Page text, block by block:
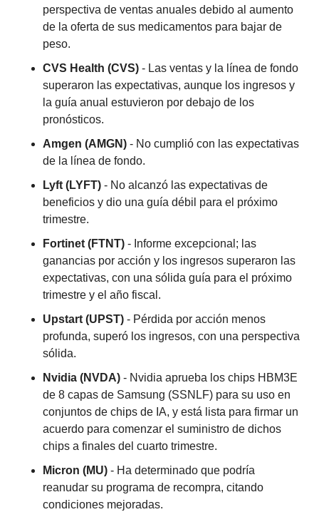
perspectiva de ventas anuales debido al aumento
de la oferta de sus medicamentos para bajar de
peso.
CVS Health (CVS) - Las ventas y la línea de fondo
superaron las expectativas, aunque los ingresos y
la guía anual estuvieron por debajo de los
pronósticos.
Amgen (AMGN) - No cumplió con las expectativas
de la línea de fondo.
Lyft (LYFT) - No alcanzó las expectativas de
beneficios y dio una guía débil para el próximo
trimestre.
Fortinet (FTNT) - Informe excepcional; las
ganancias por acción y los ingresos superaron las
expectativas, con una sólida guía para el próximo
trimestre y el año fiscal.
Upstart (UPST) - Pérdida por acción menos
profunda, superó los ingresos, con una perspectiva
sólida.
Nvidia (NVDA) - Nvidia aprueba los chips HBM3E
de 8 capas de Samsung (SSNLF) para su uso en
conjuntos de chips de IA, y está lista para firmar un
acuerdo para comenzar el suministro de dichos
chips a finales del cuarto trimestre.
Micron (MU) - Ha determinado que podría
reanudar su programa de recompra, citando
condiciones mejoradas.